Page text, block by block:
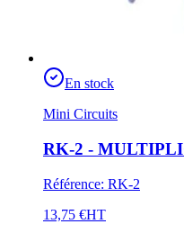
En stock
Mini Circuits
RK-2 -
Référence: RK-2
13,75 €HT